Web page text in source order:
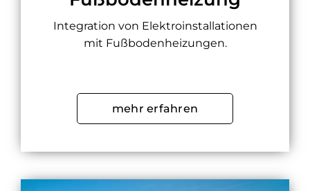
Integration von Elektroinstallationen
mit Fußbodenheizungen.
mehr erfahren